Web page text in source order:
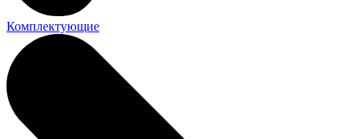
Комплектующие